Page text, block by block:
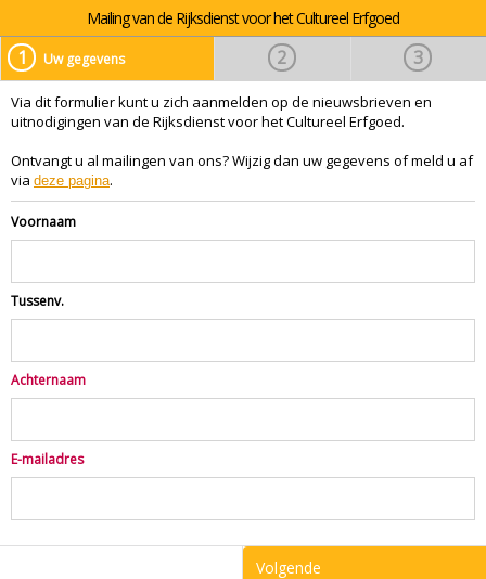
Mailing van de Rijksdienst voor het Cultureel Erfgoed
1 Uw gegevens 2 3
Via dit formulier kunt u zich aanmelden op de nieuwsbrieven en
uitnodigingen van de Rijksdienst voor het Cultureel Erfgoed.
Ontvangt u al mailingen van ons? Wijzig dan uw gegevens of meld u af
via deze pagina.
Voornaam
Tussenv.
Achternaam
E-mailadres
Volgende